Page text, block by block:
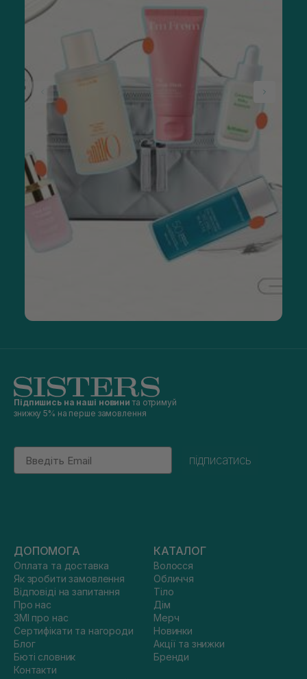
Підпишись на наші новини та отримуй
знижку 5% на перше замовлення
Email
підписатись
ДОПОМОГА
Оплата та доставка
Як зробити замовлення
Відповіді на запитання
Про нас
ЗМІ про нас
Сертифікати та нагороди
Блог
Бюті словник
Контакти
КАТАЛОГ
Волосся
Обличчя
Тіло
Дім
Мерч
Новинки
Акції та знижки
Бренди